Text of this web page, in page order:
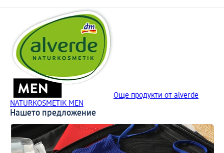
Още продукти от alverde
NATURKOSMETIK MEN
Нашето предложение